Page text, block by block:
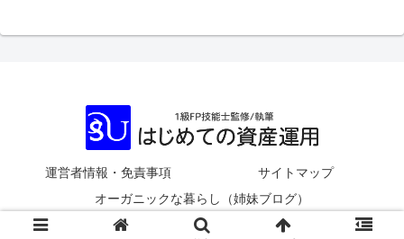
運営者情報・免責事項
サイトマップ
オーガニックな暮らし（姉妹ブログ）
© 2014-2026 はじめての資産運用.